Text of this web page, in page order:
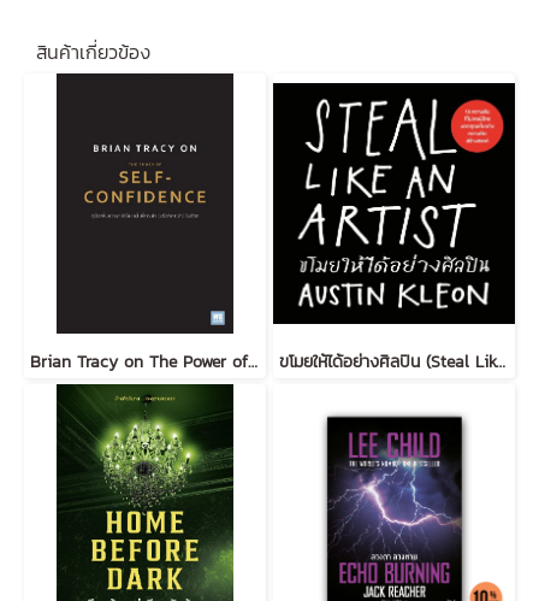
สินค้าเกี่ยวข้อง
Brian Tracy on The Power of Self-Confidence ขโมยให้ได้อย่างศิลปิน (Steal Like an Artist) (ฉบับปรับปรุง)